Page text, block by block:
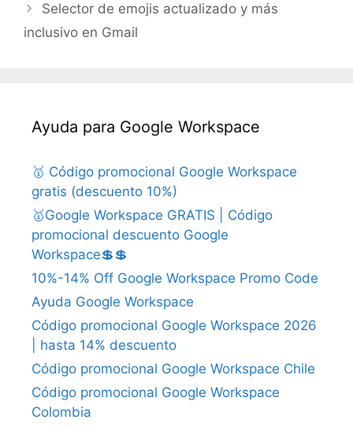
Selector de emojis actualizado y más
inclusivo en Gmail
Ayuda para Google Workspace
🥇 Código promocional Google Workspace
gratis (descuento 10%)
🥇Google Workspace GRATIS | Código
promocional descuento Google
Workspace💲💲
10%-14% Off Google Workspace Promo Code
Ayuda Google Workspace
Código promocional Google Workspace 2026
| hasta 14% descuento
Código promocional Google Workspace Chile
Código promocional Google Workspace
Colombia